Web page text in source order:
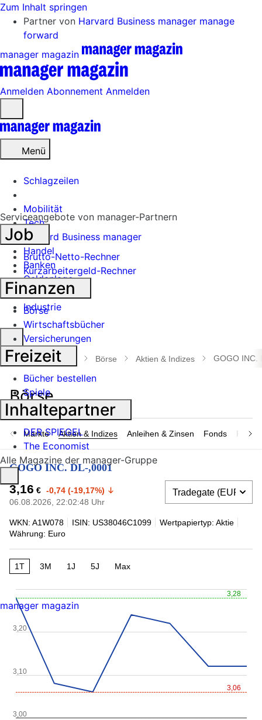
Zum Inhalt springen
Partner von Harvard Business manager manage
forward
manager magazin
Anmelden Abonnement Anmelden
öffnen
Menü
Schlagzeilen
Mobilität
Tech
Harvard Business manager
Handel
Banken
Geldanlage
Börse
Industrie
Suche
öffnen
manager magazin Börse Aktien & Indizes GOGO INC.
Märkte Aktien & Indizes Anleihen & Zinsen Fonds
GOGO INC. DL-,0001
3,16 € -0,74 (-19,17%)
06.08.2026, 22:02:48 Uhr
WKN: A1W078 ISIN: US38046C1099
Wertpapiertyp: Aktie
Währung: Euro
1T 3M 1J 5J Max
3,28
3,06
3,00
3,10
3,20
Serviceangebote von manager-Partnern
Job
Brutto-Netto-Rechner
Kurzarbeitergeld-Rechner
Finanzen
Börse
Wirtschaftsbücher
Versicherungen
Freizeit
Bücher bestellen
Spiele
Inhaltepartner
DER SPIEGEL
The Economist
Alle Magazine der manager-Gruppe
manager magazin